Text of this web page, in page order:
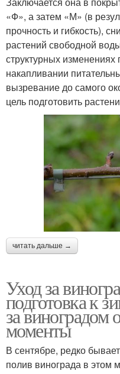
«Ф», а затем «М» (в
прочность и гибкость),
растений свободной
структурных
накапливании
вызревание до самого
цель подготовить
читать дальше →
Уход за
подготовка к
за
моменты
В сентябре, редко
полив винограда в этом